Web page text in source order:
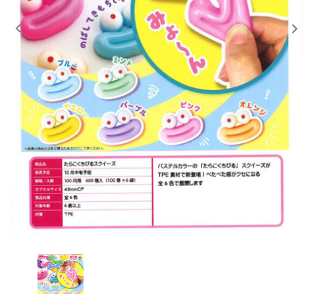
レンタル
景品・玩具・文具
販促用カプセルトイ
よくあるご質問
ご利用ガイド
06-6282-7659